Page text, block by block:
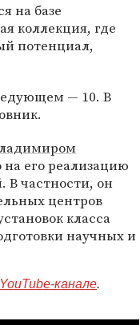
на базе
коллекция, где
потенциал,
— 10. В
на его реализацию
В частности, он
центров
класса
научных и
YouTube-канале.